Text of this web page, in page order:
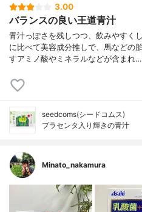
3.00
バランスの良い王道青汁
青汁っぽさを残しつつ、飲みやすく
に比べて美容成分推しで、馬などの
すアミノ酸やミネラルなどが含まれ…
seedcoms(シードコムス)
プラセンタ入り輝きの青汁
Minato_nakamura